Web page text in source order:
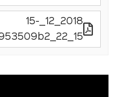
2018_12_15-
15_22_7953509b2